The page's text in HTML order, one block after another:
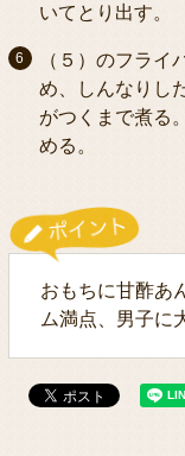
いてとり出す。
（５）のフライ
め、しんなりし
がつくまで煮る
める。
おもちに甘酢あ
ム満点、男子に